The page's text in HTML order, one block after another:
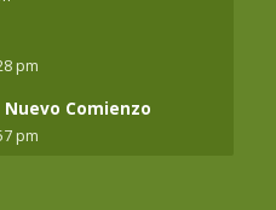
pm
Comienzo
pm